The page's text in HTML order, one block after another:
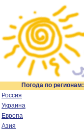
Погода по регионам:
Россия
Украина
Европа
Азия